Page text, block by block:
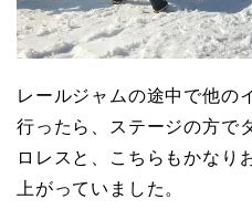
レールジャムの途中で他の
行ったら、ステージの方で
ロレスと、こちらもかなり
上がっていました。